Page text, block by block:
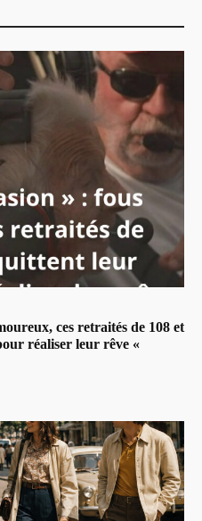
ces retraités de 108 et
réaliser leur rêve «